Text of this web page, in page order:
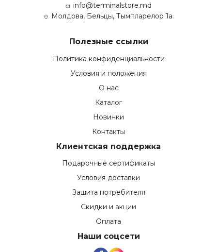
info@terminalstore.md
Молдова, Бельцы, Тымпларелор 1а.
Полезные ссылки
Политика конфиденциальности
Условия и положения
О нас
Каталог
Новинки
Контакты
Клиентская поддержка
Подарочные сертификаты
Условия доставки
Защита потребителя
Скидки и акции
Оплата
Наши соцсети